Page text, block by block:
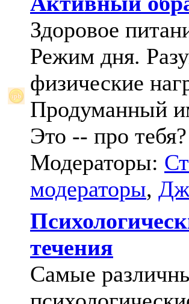
Здоровое
Режим дня.
физические
Продуманный
Это -- про тебя?
Модераторы:
модераторы,
течения
Самые